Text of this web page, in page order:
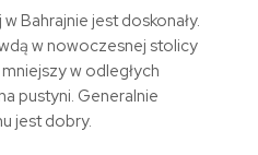
Bahrajnie jest doskonały.
w nowoczesnej stolicy
w odległych
pustyni. Generalnie
jest dobry.